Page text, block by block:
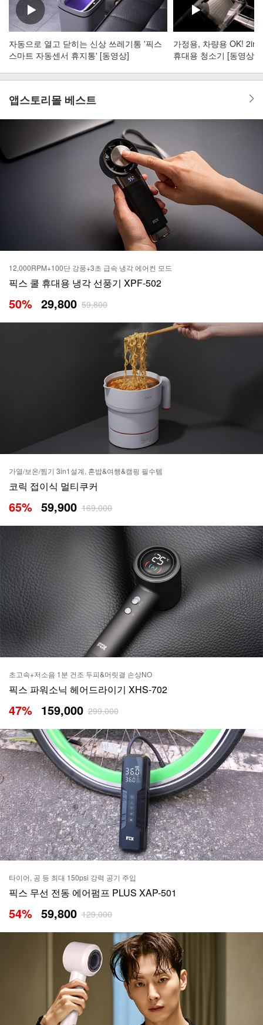
자동으로 열고 닫히는 신상 쓰레기통 '픽스
스마트 자동센서 휴지통' [동영상]
가정용, 차량용 OK!
휴대용 청소기 [동영상]
앱스토리몰 베스트
12,000RPM+100단 강풍+3초 급속 냉각 에어컨 모드
픽스 쿨 휴대용 냉각 선풍기 XPF-502
50% 29,800 59,800
가열/보온/찜기 3in1설계, 혼밥&여행&캠핑 필수템
코릭 접이식 멀티쿠커
65% 59,900 169,000
초고속+저소음 1분 건조 두피&머릿결 손상NO
픽스 파워소닉 헤어드라이기 XHS-702
47% 159,000 299,000
타이어, 공 등 최대 150psi 강력 공기 주입
픽스 무선 전동 에어펌프 PLUS XAP-501
54% 59,800 129,000